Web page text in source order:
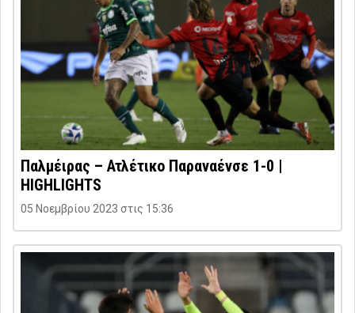
Παλμέιρας – Ατλέτικο Παραναένσε 1-0 |
HIGHLIGHTS
05 Νοεμβρίου 2023 στις 15:36